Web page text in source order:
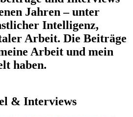
Jahren – unter
Intelligenz,
Arbeit. Die Beiträge
Arbeit und mein
haben.
& Interviews